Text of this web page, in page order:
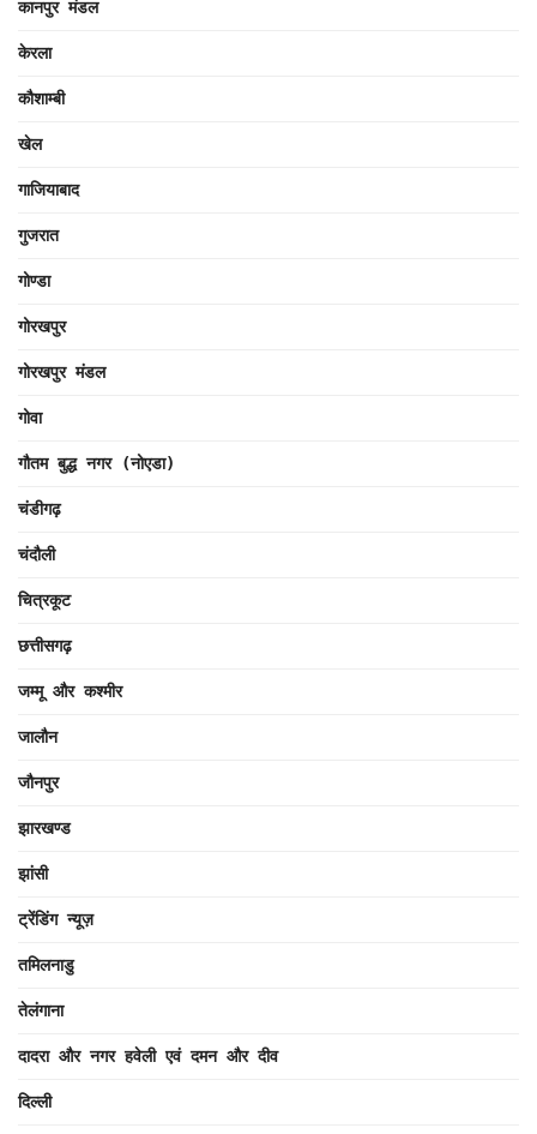
कानपुर मंडल
केरला
कौशाम्बी
खेल
गाजियाबाद
गुजरात
गोण्डा
गोरखपुर
गोरखपुर मंडल
गोवा
गौतम बुद्ध नगर (नोएडा)
चंडीगढ़
चंदौली
चित्रकूट
छत्तीसगढ़
जम्मू और कश्मीर
जालौन
जौनपुर
झारखण्ड
झांसी
ट्रेंडिंग न्यूज़
तमिलनाडु
तेलंगाना
दादरा और नगर हवेली एवं दमन और दीव
दिल्ली